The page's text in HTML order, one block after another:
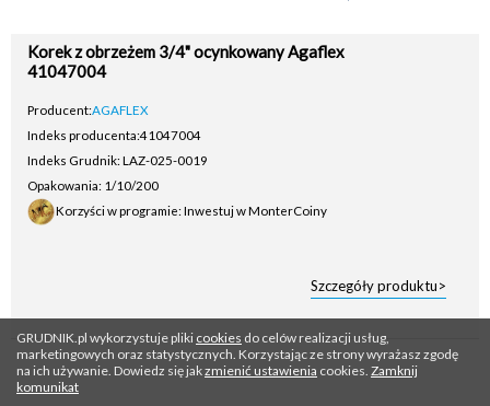
Korek z obrzeżem 3/4" ocynkowany Agaflex
41047004
Producent:AGAFLEX
Indeks producenta:41047004
Indeks Grudnik: LAZ-025-0019
Opakowania: 1/10/200
Korzyści w programie: Inwestuj w MonterCoiny
Szczegóły produktu>
GRUDNIK.pl wykorzystuje pliki cookies do celów realizacji usług,
marketingowych oraz statystycznych. Korzystając ze strony wyrażasz zgodę
na ich używanie. Dowiedz się jakzmienić ustawienia cookies. Zamknij
komunikat